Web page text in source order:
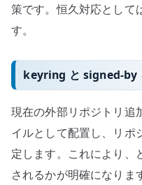
策です。恒久対応として
す。
keyring と signed-by
現在の外部リポジトリ
イルとして配置し、リポ
定します。これにより、
されるかが明確になりま